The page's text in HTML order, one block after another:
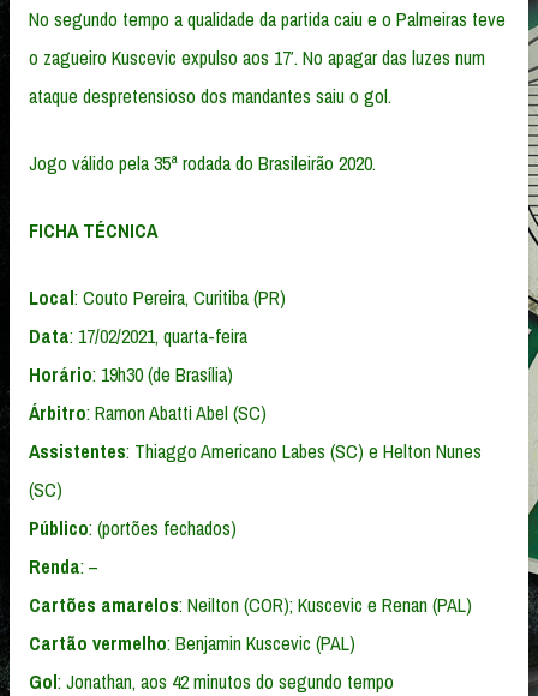
No segundo tempo a qualidade da partida caiu e o Palmeiras teve
o zagueiro Kuscevic expulso aos 17′. No apagar das luzes num
ataque despretensioso dos mandantes saiu o gol.
Jogo válido pela 35ª rodada do Brasileirão 2020.
FICHA TÉCNICA
Local: Couto Pereira, Curitiba (PR)
Data: 17/02/2021, quarta-feira
Horário: 19h30 (de Brasília)
Árbitro: Ramon Abatti Abel (SC)
Assistentes: Thiaggo Americano Labes (SC) e Helton Nunes
(SC)
Público: (portões fechados)
Renda: –
Cartões amarelos: Neilton (COR); Kuscevic e Renan (PAL)
Cartão vermelho: Benjamin Kuscevic (PAL)
Gol: Jonathan, aos 42 minutos do segundo tempo